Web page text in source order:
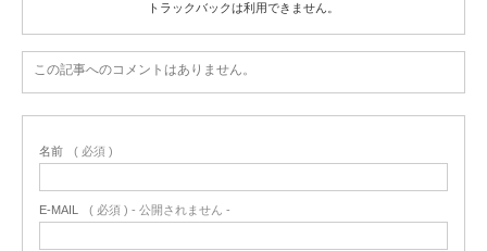
トラックバックは利用できません。
この記事へのコメントはありません。
名前 ( 必須 )
E-MAIL ( 必須 ) - 公開されません -